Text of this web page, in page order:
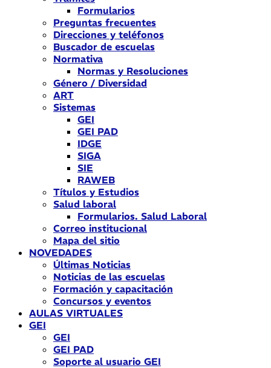
Formularios
Preguntas frecuentes
Direcciones y teléfonos
Buscador de escuelas
Normativa
Normas y Resoluciones
Género / Diversidad
ART
Sistemas
GEI
GEI PAD
IDGE
SIGA
SIE
RAWEB
Títulos y Estudios
Salud laboral
Formularios. Salud Laboral
Correo institucional
Mapa del sitio
NOVEDADES
Últimas Noticias
Noticias de las escuelas
Formación y capacitación
Concursos y eventos
AULAS VIRTUALES
GEI
GEI
GEI PAD
Soporte al usuario GEI